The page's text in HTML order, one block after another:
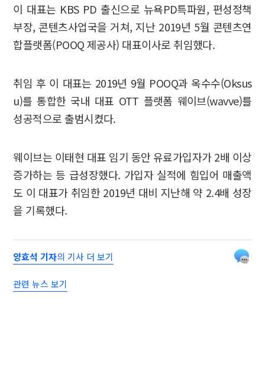
이 대표는 KBS PD 출신으로 뉴욕PD특파원, 편성정책
부장, 콘텐츠사업국을 거쳐, 지난 2019년 5월 콘텐츠연
합플랫폼(POOQ 제공사) 대표이사로 취임했다.
취임 후 이 대표는 2019년 9월 POOQ과 옥수수(Oksus
u)를 통합한 국내 대표 OTT 플랫폼 웨이브(wavve)를
성공적으로 출범시켰다.
웨이브는 이태현 대표 임기 동안 유료가입자가 2배 이상
증가하는 등 급성장했다. 가입자 실적에 힘입어 매출액
도 이 대표가 취임한 2019년 대비 지난해 약 2.4배 성장
을 기록했다.
양효석 기자의 기사 더 보기
관련 뉴스 보기